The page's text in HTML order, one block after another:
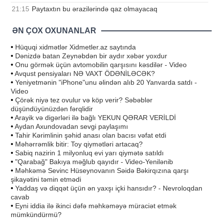
21:15 Paytaxtın bu ərazilərində qaz olmayacaq
ƏN ÇOX OXUNANLAR
• Hüquqi xidmətlər Xidmetler.az saytında
• Dənizdə batan Zeynəbdən bir aydır xəbər yoxdur
• Onu görmək üçün avtomobilin qarşısını kəsdilər - Video
•Avqust pensiyaları NƏ VAXT ÖDƏNİLƏCƏK?
• Yeniyetmənin "iPhone"unu əlindən alıb 20 Yanvarda satdı -
Video
• Çörək niyə tez ovulur və köp verir? Səbəblər
düşündüyünüzdən fərqlidir
•Arayik və digərləri ilə bağlı YEKUN QƏRAR VERİLDİ
•Aydan Axundovadan sevgi paylaşımı
• Tahir Kərimlinin şəhid anası olan bacısı vəfat etdi
• Məhərrəmlik bitir: Toy qiymətləri artacaq?
• Sabiq nazirin 1 milyonluq evi yarı qiymətə satıldı
• "Qarabağ" Bakıya məğlub qayıdır - Video-Yenilənib
• Məhkəmə Sevinc Hüseynovanın Səidə Bəkirqızına qarşı
şikayətini təmin etmədi
• Yaddaş və diqqət üçün ən yaxşı içki hansıdır? - Nevroloqdan
cavab
• Eyni iddia ilə ikinci dəfə məhkəməyə müraciət etmək
mümkündürmü?